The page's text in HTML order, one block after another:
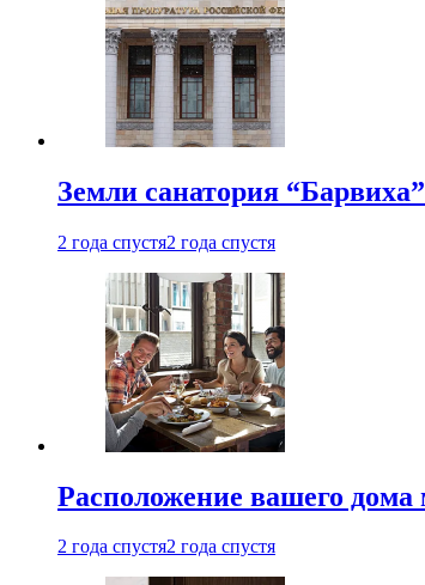
Земли санатория
2 года спустя2 года спустя
Расположение вашего дома
2 года спустя2 года спустя